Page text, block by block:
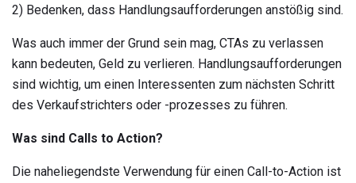
2) Bedenken, dass Handlungsaufforderungen anstößig sind.
Was auch immer der Grund sein mag, CTAs zu verlassen
kann bedeuten, Geld zu verlieren. Handlungsaufforderungen
sind wichtig, um einen Interessenten zum nächsten Schritt
des Verkaufstrichters oder -prozesses zu führen.
Was sind Calls to Action?
Die naheliegendste Verwendung für einen Call-to-Action ist